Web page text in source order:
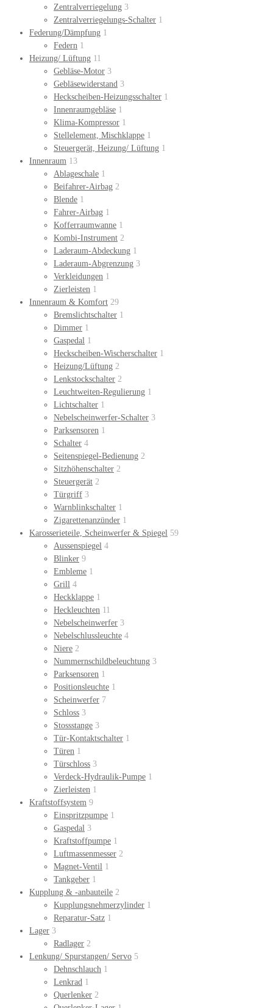
Zentralverriegelung 3
Zentralverriegelungs-Schalter 1
Federung/Dämpfung 1
Federn 1
Heizung/ Lüftung 11
Gebläse-Motor 3
Gebläsewiderstand 3
Heckscheiben-Heizungsschalter 1
Innenraumgebläse 1
Klima-Kompressor 1
Stellelement, Mischklappe 1
Steuergerät, Heizung/ Lüftung 1
Innenraum 13
Ablageschale 1
Beifahrer-Airbag 2
Blende 1
Fahrer-Airbag 1
Kofferraumwanne 1
Kombi-Instrument 2
Laderaum-Abdeckung 1
Laderaum-Abgrenzung 3
Verkleidungen 1
Zierleisten 1
Innenraum & Komfort 29
Bremslichtschalter 1
Dimmer 1
Gaspedal 1
Heckscheiben-Wischerschalter 1
Heizung/Lüftung 2
Lenkstockschalter 2
Leuchtweiten-Regulierung 1
Lichtschalter 1
Nebelscheinwerfer-Schalter 3
Parksensoren 1
Schalter 4
Seitenspiegel-Bedienung 2
Sitzhöhenschalter 2
Steuergerät 2
Türgriff 3
Warnblinkschalter 1
Zigarettenanzünder 1
Karosserieteile, Scheinwerfer & Spiegel 59
Aussenspiegel 4
Blinker 9
Embleme 1
Grill 4
Heckklappe 1
Heckleuchten 11
Nebelscheinwerfer 3
Nebelschlussleuchte 4
Niere 2
Nummernschildbeleuchtung 3
Parksensoren 1
Positionsleuchte 1
Scheinwerfer 7
Schloss 3
Stossstange 3
Tür-Kontaktschalter 1
Türen 1
Türschloss 3
Verdeck-Hydraulik-Pumpe 1
Zierleisten 1
Kraftstoffsystem 9
Einspritzpumpe 1
Gaspedal 3
Kraftstoffpumpe 1
Luftmassenmesser 2
Magnet-Ventil 1
Tankgeber 1
Kupplung & -anbauteile 2
Kupplungsnehmerzylinder 1
Reparatur-Satz 1
Lager 3
Radlager 2
Lenkung/ Spurstangen/ Servo 5
Dehnschlauch 1
Lenkrad 1
Querlenker 2